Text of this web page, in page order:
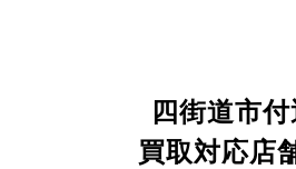
四街道市
買取対応店